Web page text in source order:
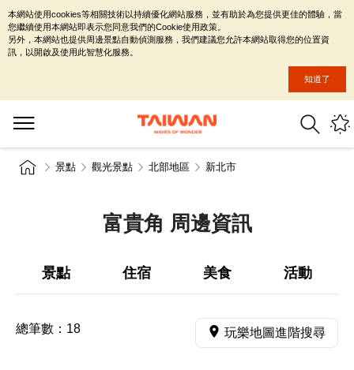
景點 觀光景點 北部地區 新北市
富貴角 周邊資訊
景點 住宿 美食 活動
總筆數： 18 玩樂地圖進階搜尋
本網站使用cookies等相關技術以持續優化網站服務，並有助於為您提供更佳的體驗，當
您繼續使用本網站即表示您同意我們的Cookie使用政策。
另外，本網站也提供周邊景點自動偵測服務，我們建議您允許本網站取得您的位置資
訊，以開啟及使用此智慧化服務。
知道了